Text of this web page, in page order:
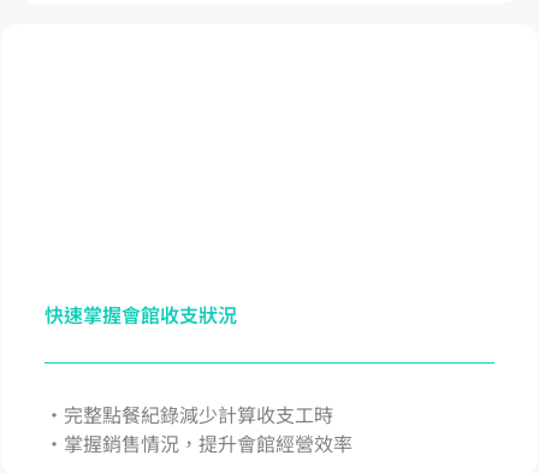
快速掌握會館收支狀況
‧完整點餐紀錄減少計算收支工時
‧掌握銷售情況，提升會館經營效率